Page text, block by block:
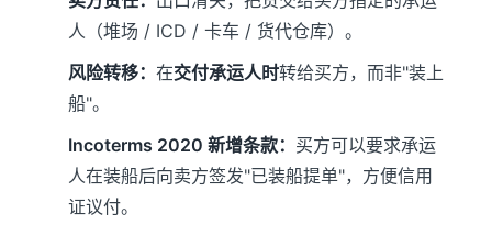
人（堆场 / ICD / 卡车 / 货代仓库）。
风险转移： 在交付承运人时转给买方，而非"装上
船"。
Incoterms 2020 新增条款： 买方可以要求承运
人在装船后向卖方签发"已装船提单"，方便信用
证议付。